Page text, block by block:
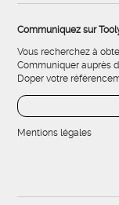
Communiquez sur
Vous recherchez à
Communiquer auprès
Doper votre
Mentions légales